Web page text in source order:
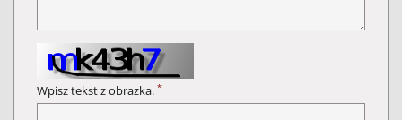
Wpisz tekst z obrazka. *